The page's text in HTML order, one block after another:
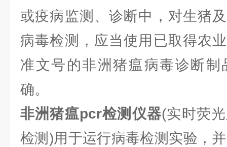
或疫病监测、诊断中，对生猪
病毒检测，应当使用已取得农
准文号的非洲猪瘟病毒诊断
确。
非洲猪瘟pcr检测仪器(实时荧
检测)用于运行病毒检测实验，